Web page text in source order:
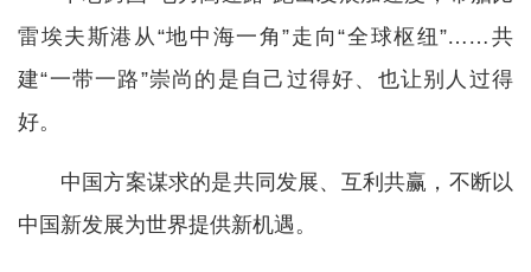
雷埃夫斯港从“地中海一角”走向“全球枢纽”……共
建“一带一路”崇尚的是自己过得好、也让别人过得
好。
中国方案谋求的是共同发展、互利共赢，不断以
中国新发展为世界提供新机遇。